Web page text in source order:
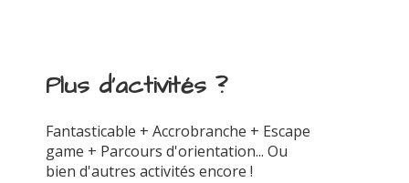
Plus d'activités ?
Fantasticable + Accrobranche + Escape
game + Parcours d'orientation... Ou
bien d'autres activités encore !